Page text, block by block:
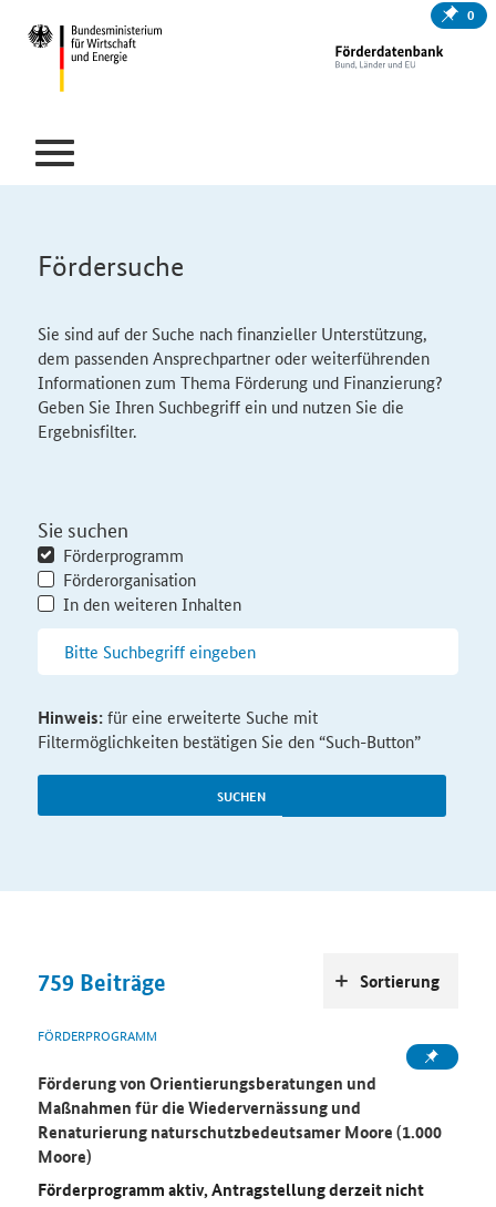
0
Fördersuche
Sie sind auf der Suche nach finanzieller Unterstützung,
dem passenden Ansprechpartner oder weiterführenden
Informationen zum Thema Förderung und Finanzierung?
Geben Sie Ihren Suchbegriff ein und nutzen Sie die
Ergebnisfilter.
Sie suchen
Förderprogramm
Förderorganisation
In den weiteren Inhalten
SUCHEN
Hinweis:für eine erweiterte Suche mit
Filtermöglichkeiten bestätigen Sie den “Such-Button”
759 Beiträge
FÖRDERPROGRAMM
Förderung von Orientierungsberatungen und
Maßnahmen für die Wiedervernässung und
Renaturierung naturschutzbedeutsamer Moore (1.000
Moore)
Förderprogramm aktiv, Antragstellung derzeit nicht
Sortierung